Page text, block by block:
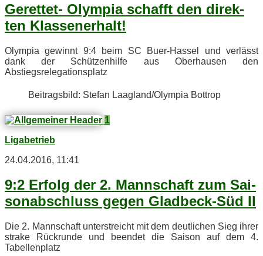
Ge­ret­tet- Olym­pia schafft den di­rek­
ten Klassenerhalt!
Olym­pia ge­winnt 9:4 beim SC Buer-Has­sel und ver­lässt
dank der Schüt­zen­hil­fe aus Ober­hau­sen den
Abstiegsrelegationsplatz
Bei­trags­bild: Ste­fan Laagland/​Olympia Bottrop
1
Ligabetrieb
24.04.2016, 11:41
9:2 Er­folg der 2. Mann­schaft zum Sai­
son­ab­schluss ge­gen Glad­beck-Süd II
Die 2. Mann­schaft un­ter­streicht mit dem deut­li­chen Sieg ih­rer
stra­ke Rück­run­de und be­en­det die Sai­son auf dem 4.
Tabellenplatz